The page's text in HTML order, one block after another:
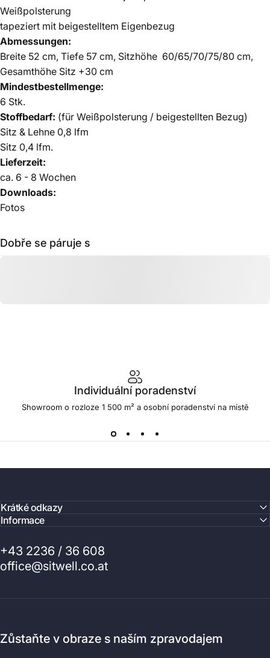
Weißpolsterung
tapeziert mit beigestelltem Eigenbezug
Abmessungen:
Breite 52 cm, Tiefe 57 cm, Sitzhöhe 60/65/70/75/80 cm,
Gesamthöhe Sitz +30 cm
Mindestbestellmenge:
6 Stk.
Stoffbedarf: (für Weißpolsterung / beigestellten Bezug)
Sitz & Lehne 0,8 lfm
Sitz 0,4 lfm.
Lieferzeit:
ca. 6 - 8 Wochen
Downloads:
Fotos
Dobře se páruje s
Individuální poradenství
Showroom o rozloze 1 500 m² a osobní poradenství na místě
Krátké odkazy
Informace
+43 2236 / 36 608
office@sitwell.co.at
Zůstaňte v obraze s naším zpravodajem